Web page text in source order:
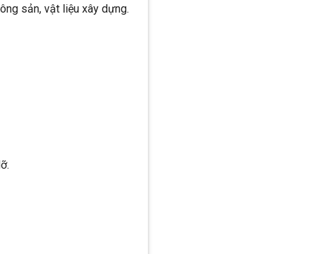
sản, vật liệu xây dựng.